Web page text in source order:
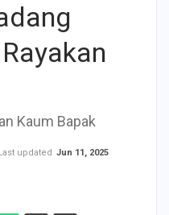
Kaum Bapak
updated Jun 11, 2025